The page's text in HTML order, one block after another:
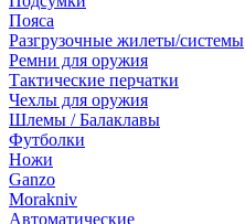
Пояса
Разгрузочные жилеты/системы
Ремни для оружия
Тактические перчатки
Чехлы для оружия
Шлемы / Балаклавы
Футболки
Ножи
Ganzo
Morakniv
Автоматические